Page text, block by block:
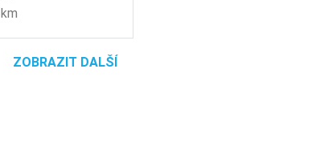
km
ZOBRAZIT DALŠÍ